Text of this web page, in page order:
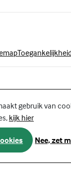
gebruik van
kijk hier
Nee, zet